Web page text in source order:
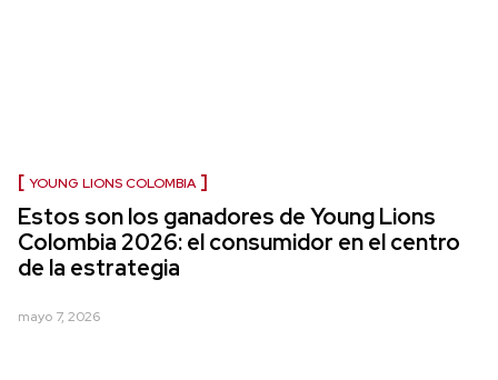
YOUNG LIONS COLOMBIA
Estos son los ganadores de Young Lions
Colombia 2026: el consumidor en el centro
de la estrategia
mayo 7, 2026